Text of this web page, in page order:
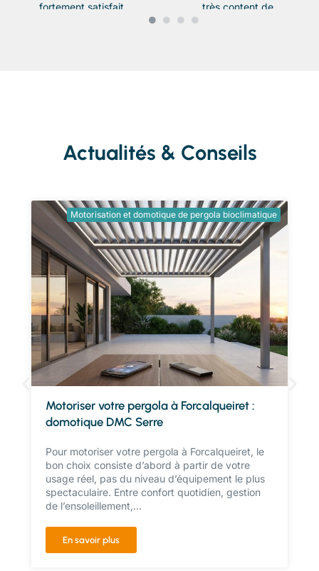
fortement satisfait
très content de
l'équipe Beau travail
Actualités & Conseils
Motorisation et domotique de pergola bioclimatique
Motoriser votre pergola à Forcalqueiret :
domotique DMC Serre
Pour motoriser votre pergola à Forcalqueiret, le
bon choix consiste d’abord à partir de votre
usage réel, pas du niveau d’équipement le plus
spectaculaire. Entre confort quotidien, gestion
de l’ensoleillement,...
En savoir plus